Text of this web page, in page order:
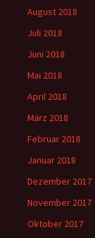
August 2018
Juli 2018
Juni 2018
Mai 2018
April 2018
März 2018
Februar 2018
Januar 2018
Dezember 2017
November 2017
Oktober 2017